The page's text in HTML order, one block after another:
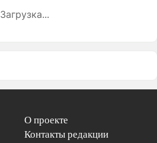
Загрузка...
О проекте
Контакты редакции